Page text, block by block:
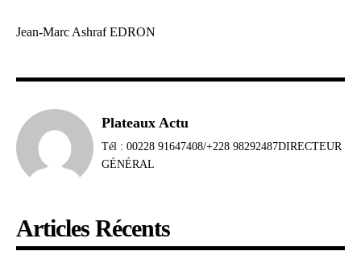
Jean-Marc Ashraf EDRON
Plateaux Actu
Tél : 00228 91647408/+228 98292487DIRECTEUR
GÉNÉRAL
Articles Récents